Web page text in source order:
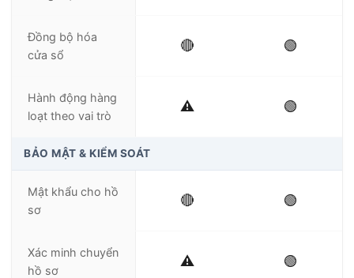
Đồng bộ hóa
cửa sổ
🔴 🟢
Hành động hàng
loạt theo vai trò
⚠️ 🟢
BẢO MẬT & KIỂM SOÁT
Mật khẩu cho hồ
sơ
🔴 🟢
Xác minh chuyển
hồ sơ
⚠️ 🟢